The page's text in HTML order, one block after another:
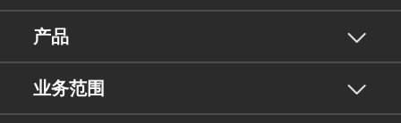
产品
业务范围